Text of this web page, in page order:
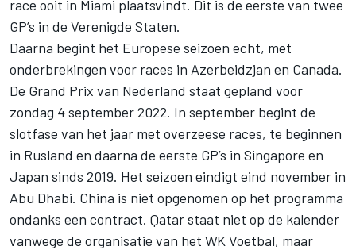
race ooit in Miami plaatsvindt. Dit is de eerste van twee
GP’s in de Verenigde Staten.
Daarna begint het Europese seizoen echt, met
onderbrekingen voor races in Azerbeidzjan en Canada.
De Grand Prix van Nederland staat gepland voor
zondag 4 september 2022. In september begint de
slotfase van het jaar met overzeese races, te beginnen
in Rusland en daarna de eerste GP’s in Singapore en
Japan sinds 2019. Het seizoen eindigt eind november in
Abu Dhabi. China is niet opgenomen op het programma
ondanks een contract. Qatar staat niet op de kalender
vanwege de organisatie van het WK Voetbal, maar